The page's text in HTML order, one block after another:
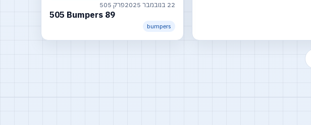
22 בנובמבר 2025 פרק 505
505 Bumpers 89
bumpers